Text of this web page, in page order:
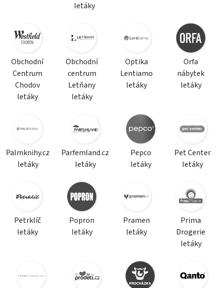
letáky
Obchodní
Centrum
Chodov
letáky
Obchodní
centrum
Letňany
letáky
Optika
Lentiamo
letáky
Orfa
nábytek
letáky
Palmknihy.cz
letáky
Parfemland.cz
letáky
Pepco
letáky
Pet Center
letáky
Petrklíč
letáky
Popron
letáky
Pramen
letáky
Prima
Drogerie
letáky